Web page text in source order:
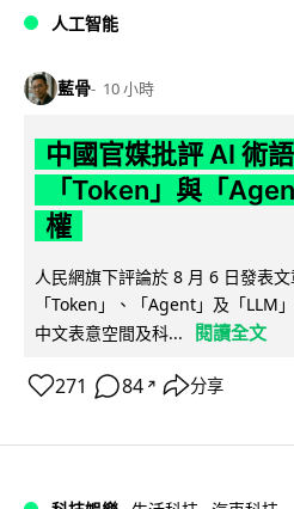
人工智能
藍骨 10 小時
中國官媒批評 AI 術
「Token」與「
權
人民網旗下評論於 8 月 6 日發表
「Token」、「Agent」及「LLM
中文表意空間及科...
閱讀全文
271 84 ↗ 分享